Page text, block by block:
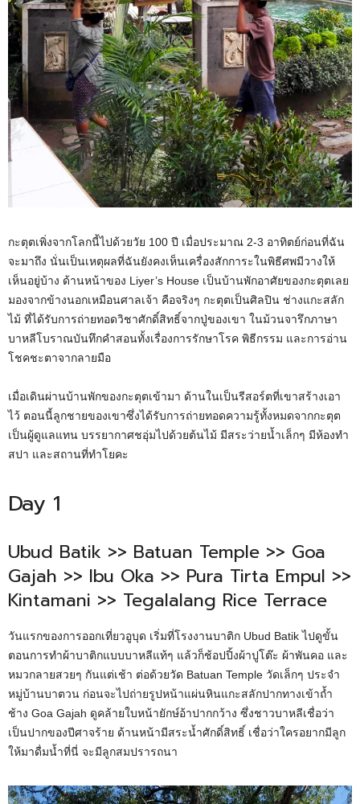
กะตุตเพิ่งจากโลกนี้ไปด้วยวัย 100 ปี เมื่อประมาณ 2-3 อาทิตย์ก่อนที่ฉัน
จะมาถึง นั่นเป็นเหตุผลที่ฉันยังคงเห็นเครื่องสักการะในพิธีศพมีวางให้
เห็นอยู่บ้าง ด้านหน้าของ Liyer’s House เป็นบ้านพักอาศัยของกะตุตเลย
มองจากข้างนอกเหมือนศาลเจ้า คือจริงๆ กะตุตเป็นศิลปิน ช่างแกะสลัก
ไม้ ที่ได้รับการถ่ายทอดวิชาศักดิ์สิทธิ์จากปู่ของเขา ในม้วนจารึกภาษา
บาหลีโบราณบันทึกคำสอนทั้งเรื่องการรักษาโรค พิธีกรรม และการอ่าน
โชคชะตาจากลายมือ
เมื่อเดินผ่านบ้านพักของกะตุตเข้ามา ด้านในเป็นรีสอร์ตที่เขาสร้างเอา
ไว้ ตอนนี้ลูกชายของเขาซึ่งได้รับการถ่ายทอดความรู้ทั้งหมดจากกะตุต
เป็นผู้ดูแลแทน บรรยากาศชอุ่มไปด้วยต้นไม้ มีสระว่ายน้ำเล็กๆ มีห้องทำ
สปา และสถานที่ทำโยคะ
Day 1
Ubud Batik >> Batuan Temple >> Goa
Gajah >> Ibu Oka >> Pura Tirta Empul >>
Kintamani >> Tegalalang Rice Terrace
วันแรกของการออกเที่ยวอูบุด เริ่มที่โรงงานบาติก Ubud Batik ไปดูขั้น
ตอนการทำผ้าบาติกแบบบาหลีแท้ๆ แล้วก็ช้อปปิ้งผ้าปูโต๊ะ ผ้าพันคอ และ
หมวกลายสวยๆ กันแต่เช้า ต่อด้วยวัด Batuan Temple วัดเล็กๆ ประจำ
หมู่บ้านบาตวน ก่อนจะไปถ่ายรูปหน้าแผ่นหินแกะสลักปากทางเข้าถ้ำ
ช้าง Goa Gajah ดูคล้ายใบหน้ายักษ์อ้าปากกว้าง ซึ่งชาวบาหลีเชื่อว่า
เป็นปากของปีศาจร้าย ด้านหน้ามีสระน้ำศักดิ์สิทธิ์ เชื่อว่าใครอยากมีลูก
ให้มาดื่มน้ำที่นี่ จะมีลูกสมปรารถนา